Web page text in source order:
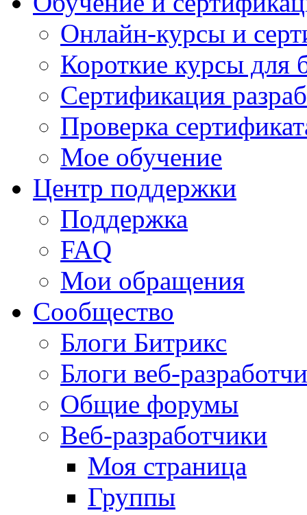
Онлайн-курсы и
Короткие курсы для
Сертификация
Проверка
Мое обучение
Центр поддержки
Поддержка
FAQ
Мои обращения
Сообщество
Блоги Битрикс
Блоги веб-
Общие форумы
Веб-разработчики
Моя страница
Группы